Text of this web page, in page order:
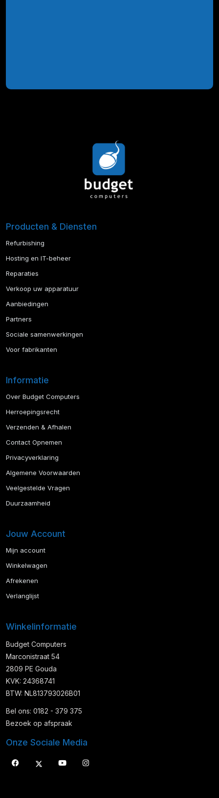
Producten & Diensten
Refurbishing
Hosting en IT-beheer
Reparaties
Verkoop uw apparatuur
Aanbiedingen
Partners
Sociale samenwerkingen
Voor fabrikanten
Informatie
Over Budget Computers
Herroepingsrecht
Verzenden & Afhalen
Contact Opnemen
Privacyverklaring
Algemene Voorwaarden
Veelgestelde Vragen
Duurzaamheid
Jouw Account
Mijn account
Winkelwagen
Afrekenen
Verlanglijst
Winkelinformatie
Budget Computers
Marconistraat 54
2809 PE Gouda
KVK: 24368741
BTW: NL813793026B01
Bel ons: 0182 - 379 375
Bezoek op afspraak
Onze Sociale Media